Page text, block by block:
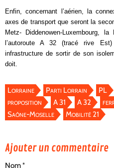
Enfin, concernant l’aérien, la
axes de transport que seront la
Metz- Diddenowen-Luxembourg,
l’autoroute A 32 (tracé rive
infrastructure de sortir de son
doit.
Lorraine Parti Lorrain PL
proposition
A 31 A 32
Saône-Moselle
Mobilité 21
Ajouter un commentaire
Nom